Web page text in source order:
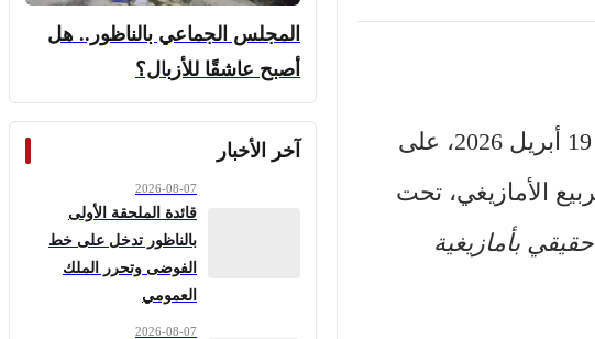
أعلنت “لجنة تافسوت ن إيمازيغن – مراكش” عن تنظيم مسيرة وطنية شعبية يوم الأحد 19 أبريل 2026، على
صباحًا، انطلاقًا من ساحة الكتبية بمدينة مراكش، وذلك تخليدًا للذكرى الـ46 للربيع الأمازيغي، تحت
بأمازيغية
المجلس الجماعي بالناظور.. هل
أصبح عاشقًا للأزبال؟
آخر الأخبار
2026-08-07
قائدة الملحقة الأولى
بالناظور تدخل على خط
الفوضى وتحرر الملك
العمومي
2026-08-07